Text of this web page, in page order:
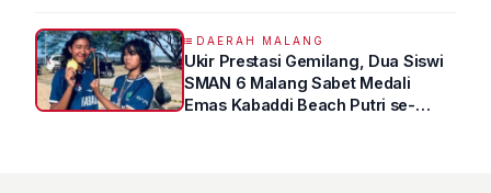
DAERAH MALANG
Ukir Prestasi Gemilang, Dua Siswi
SMAN 6 Malang Sabet Medali
Emas Kabaddi Beach Putri se-